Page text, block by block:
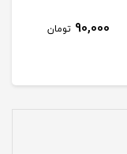
90,000 تومان